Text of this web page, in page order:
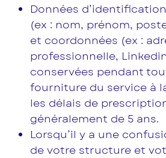
Données
(ex : nom, prénom,
et coordonnées (ex :
professionnelle,
conservées pendant
fourniture du service à
les délais de
généralement de 5 ans.
Lorsqu’il y a une
de votre structure et